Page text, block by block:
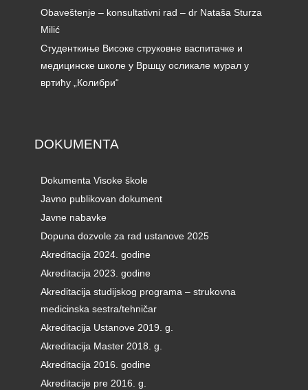
Obaveštenje – konsultativni rad – dr Nataša Sturza
Milić
Студенткиње Високе струковне васпитачке и
медицинске школе у Вршцу осликале мурал у
вртићу „Колибри“
DOKUMENTA
Dokumenta Visoke škole
Javno publikovan dokument
Javne nabavke
Dopuna dozvole za rad ustanove 2025
Akreditacija 2024. godine
Akreditacija 2023. godine
Akreditacija studijskog programa – strukovna
medicinska sestra/tehničar
Akreditacija Ustanove 2019. g.
Akreditacija Master 2018. g.
Akreditacija 2016. godine
Akreditacije pre 2016. g.